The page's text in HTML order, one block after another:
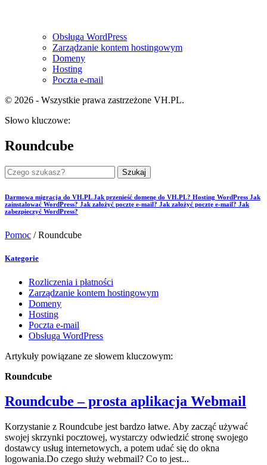
Obsługa WordPress
Zarządzanie kontem hostingowym
Domeny
Hosting
Poczta e-mail
© 2026 - Wszystkie prawa zastrzeżone VH.PL.
Słowo kluczowe:
Roundcube
Szukaj
Darmowa migracja do VH.PLJak przenieść domenę do VH.PL? Hosting WordPress Jak
zainstalować WordPress? Jak założyć pocztę e-mail? Jak założyć pocztę e-mail? Jak
zabezpieczyć WordPress?
Pomoc /Roundcube
Kategorie
Rozliczenia i płatności
Zarządzanie kontem hostingowym
Domeny
Hosting
Poczta e-mail
Obsługa WordPress
Artykuły powiązane ze słowem kluczowym:
Roundcube
Roundcube – prosta aplikacja Webmail
Korzystanie z Roundcube jest bardzo łatwe. Aby zacząć używać
swojej skrzynki pocztowej, wystarczy odwiedzić stronę swojego
dostawcy usług internetowych, a potem udać się do okna
logowania.Do czego służy webmail? Co to jest...